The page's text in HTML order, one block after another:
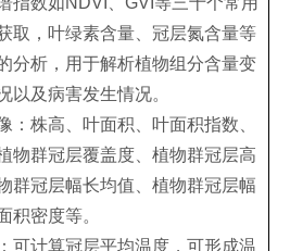
取，叶绿素含量、冠层氮含量等
分析，用于解析植物组分含量变
以及病害发生情况。
：株高、叶面积、叶面积指数、
物群冠层覆盖度、植物群冠层高
群冠层幅长均值、植物群冠层幅
积密度等。
可计算冠层平均温度，可形成温